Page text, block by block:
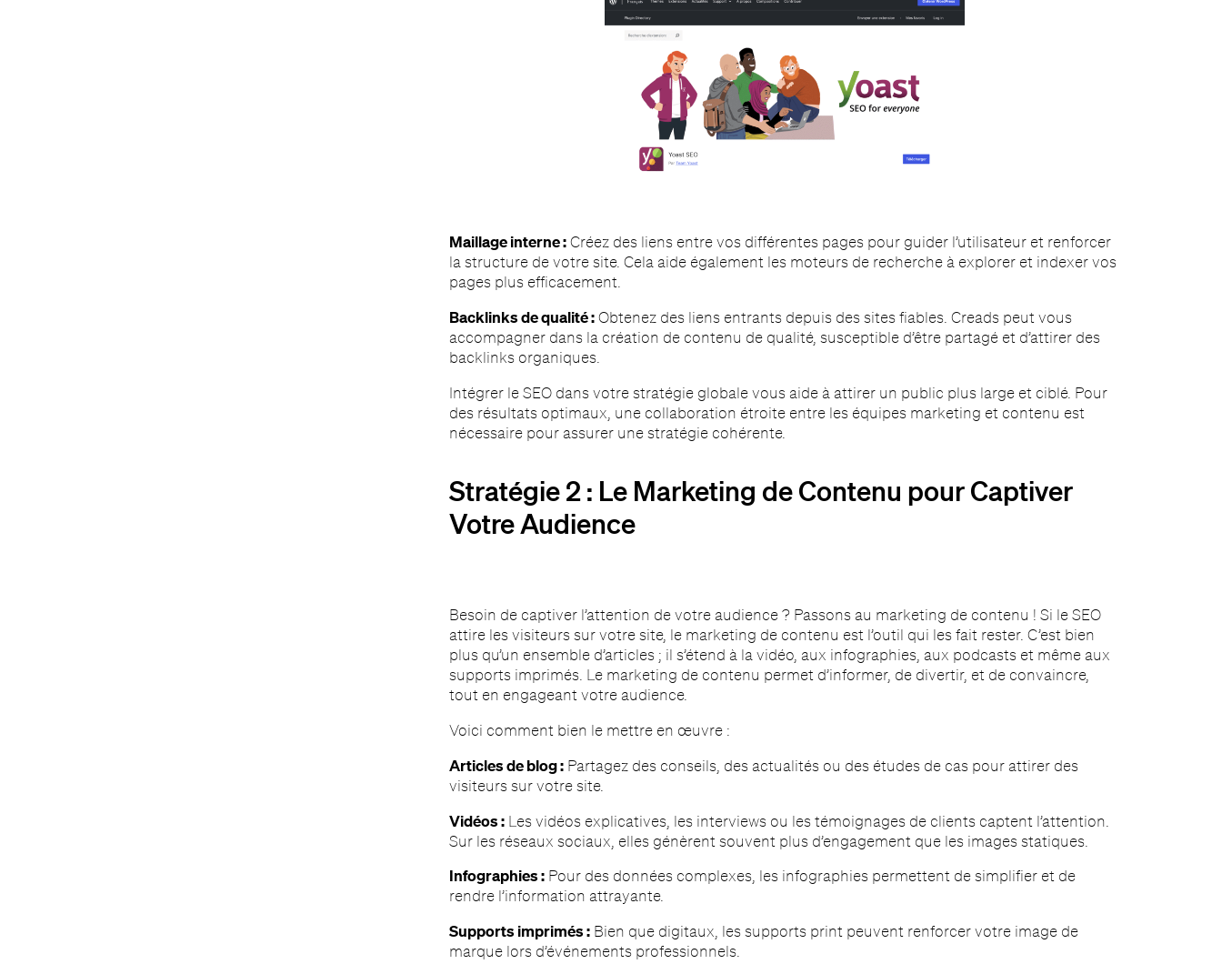
Maillage interne :Créez des liens entre vos différentes pages pour guider l’utilisateur et renforcer
la structure de votre site. Cela aide également les moteurs de recherche à explorer et indexer vos
pages plus efficacement.
Backlinks de qualité :Obtenez des liens entrants depuis des sites fiables. Creads peut vous
accompagner dans la création de contenu de qualité, susceptible d’être partagé et d’attirer des
backlinks organiques.
Intégrer le SEO dans votre stratégie globale vous aide à attirer un public plus large et ciblé. Pour
des résultats optimaux, une collaboration étroite entre les équipes marketing et contenu est
nécessaire pour assurer une stratégie cohérente.
Stratégie 2 : Le Marketing de Contenu pour Captiver
Votre Audience
Besoin de captiver l’attention de votre audience ? Passons au marketing de contenu ! Si le SEO
attire les visiteurs sur votre site, le marketing de contenu est l’outil qui les fait rester. C’est bien
plus qu’un ensemble d’articles ; il s’étend à la vidéo, aux infographies, aux podcasts et même aux
supports imprimés. Le marketing de contenu permet d’informer, de divertir, et de convaincre,
tout en engageant votre audience.
Voici comment bien le mettre en œuvre :
Articles de blog :Partagez des conseils, des actualités ou des études de cas pour attirer des
visiteurs sur votre site.
Vidéos :Les vidéos explicatives, les interviews ou les témoignages de clients captent l’attention.
Sur les réseaux sociaux, elles génèrent souvent plus d’engagement que les images statiques.
Infographies :Pour des données complexes, les infographies permettent de simplifier et de
rendre l’information attrayante.
Supports imprimés :Bien que digitaux, les supports print peuvent renforcer votre image de
marque lors d’événements professionnels.